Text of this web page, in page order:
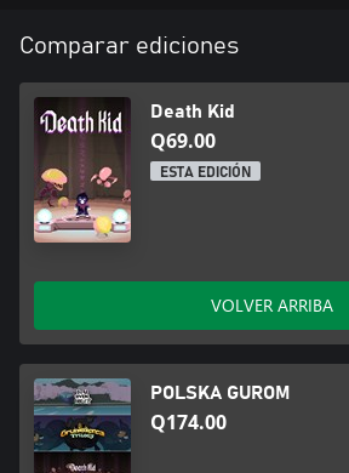
Comparar ediciones
Death Kid
Q69.00
ESTA EDICIÓN
VOLVER ARRIBA
POLSKA GUROM
Q174.00